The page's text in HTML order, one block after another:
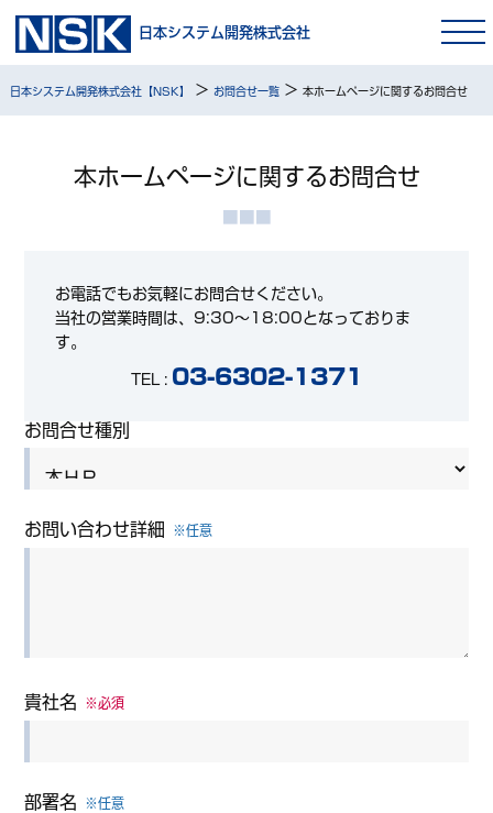
日本システム開発株式会社
日本システム開発株式会社【NSK】 > お問合せ一覧> 本ホームページに関するお問合せ
本ホームページに関するお問合せ
お電話でもお気軽にお問合せください。
当社の営業時間は、9:30～18:00となっておりま
す。
TEL : 03-6302-1371
お問合せ種別
お問い合わせ詳細 ※任意
貴社名 ※必須
部署名 ※任意